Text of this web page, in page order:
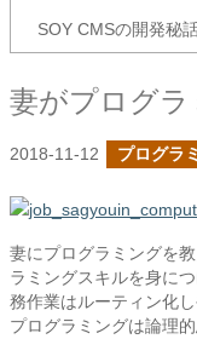
SOY CMSの開発秘
2018-11-12 プログラ
妻にプログラミングを
ラミングスキルを身に
務作業はルーティン化
プログラミングは論理